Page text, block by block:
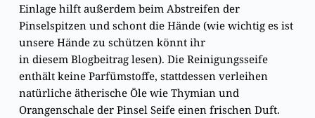
Einlage hilft außerdem beim Abstreifen der
Pinselspitzen und schont die Hände (wie wichtig es ist
unsere Hände zu schützen könnt ihr
in diesem Blogbeitraglesen). Die Reinigungsseife
enthält keine Parfümstoffe, stattdessen verleihen
natürliche ätherische Öle wie Thymian und
Orangenschale der Pinsel Seife einen frischen Duft.